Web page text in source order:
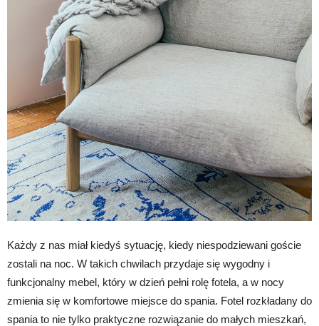
Każdy z nas miał kiedyś sytuację, kiedy niespodziewani goście
zostali na noc. W takich chwilach przydaje się wygodny i
funkcjonalny mebel, który w dzień pełni rolę fotela, a w nocy
zmienia się w komfortowe miejsce do spania. Fotel rozkładany do
spania to nie tylko praktyczne rozwiązanie do małych mieszkań,